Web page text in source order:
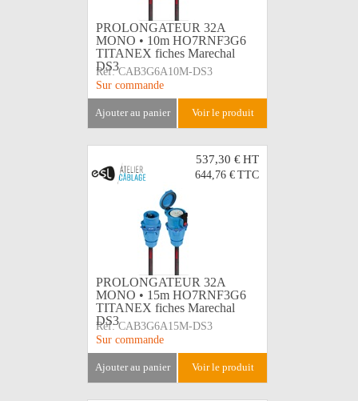
PROLONGATEUR 32A
MONO • 10m HO7RNF3G6
TITANEX fiches Marechal
DS3
Réf: CAB3G6A10M-DS3
Sur commande
ajouter au panier voir le produit
537,30 €HT
644,76 € TTC
PROLONGATEUR 32A
MONO • 15m HO7RNF3G6
TITANEX fiches Marechal
DS3
Réf: CAB3G6A15M-DS3
Sur commande
ajouter au panier voir le produit